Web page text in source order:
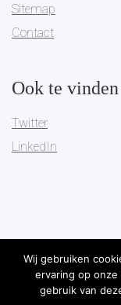
Sitemap
Contact
Ook te
Twitter
LinkedIn
Copyright 2019
Wij gebruiken
ervaring op
gebruik van